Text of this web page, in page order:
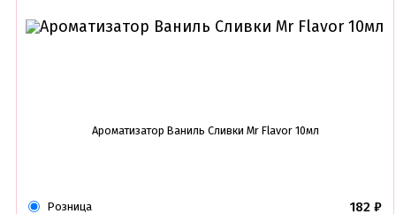
Ароматизатор Ваниль Сливки Mr Flavor 10мл
Розница 182 ₽